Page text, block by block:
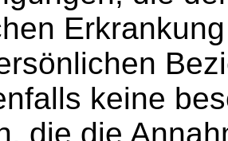
keine
die die